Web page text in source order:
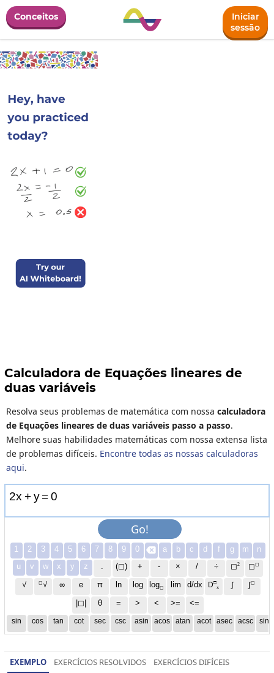
Conceitos
Iniciar
sessão
Calculadora de Equações lineares de
duas variáveis
Resolva seus problemas de matemática com nossa calculadora
de Equações lineares de duas variáveis passo a passo.
Melhore suas habilidades matemáticas com nossa extensa lista
de problemas difíceis. Encontre todas as nossas calculadoras
aqui.
2x + y =0
Go!
1 2 3 4 5 6 7 8 9 0  a b c d f g m
n
u
v w x y z . (◻) + - × / ÷ ◻2 ◻◻
√ ◻√ ∞ e π ln log log◻ lim d/dx D□
x
∫ ∫◻
|◻| θ = > < >= <=
sin cos tan cot sec csc asin acos atan acot asec acsc sinh
EXEMPLO EXERCÍCIOS RESOLVIDOS EXERCÍCIOS DIFÍCEIS